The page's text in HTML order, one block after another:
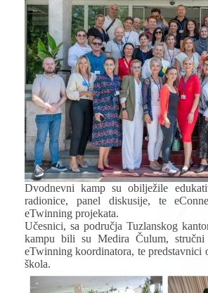
Dvodnevni kamp su obilježile
radionice, panel diskusije, te
eTwinning projekata.
Učesnici, sa područja Tuzlanskog
kampu bili su Medira Čulum,
eTwinning koordinatora, te predstavnici
škola.